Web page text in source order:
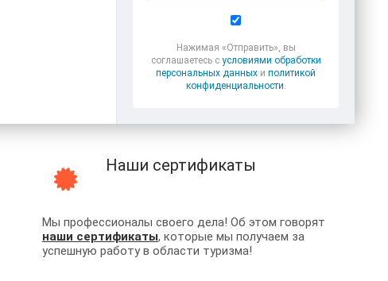
Нажимая «Отправить», вы
соглашаетесь с условиями обработки
персональных данных и политикой
конфиденциальности.
Наши сертификаты
Мы профессионалы своего дела! Об этом говорят
наши сертификаты, которые мы получаем за
успешную работу в области туризма!